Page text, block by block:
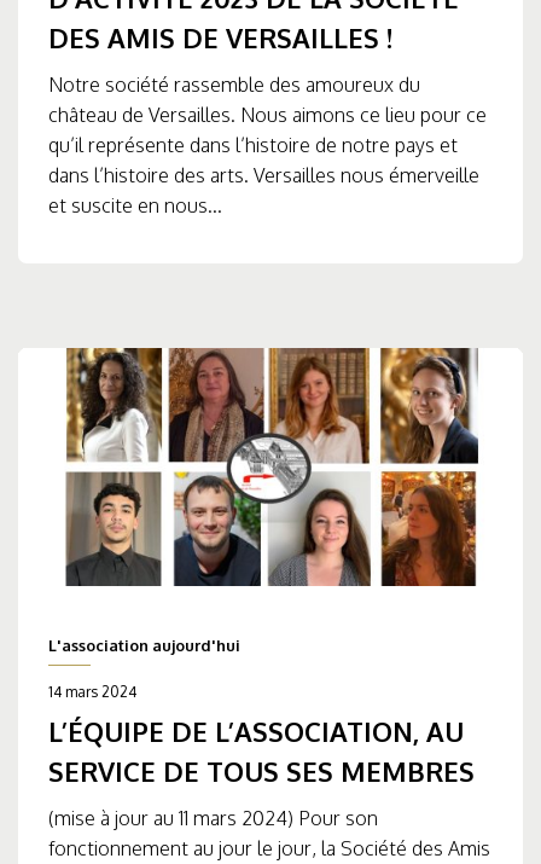
DES AMIS DE VERSAILLES !
Notre société rassemble des amoureux du
château de Versailles. Nous aimons ce lieu pour ce
qu’il représente dans l’histoire de notre pays et
dans l’histoire des arts. Versailles nous émerveille
et suscite en nous...
L'association aujourd'hui
14 mars 2024
L’ÉQUIPE DE L’ASSOCIATION, AU
SERVICE DE TOUS SES MEMBRES
(mise à jour au 11 mars 2024) Pour son
fonctionnement au jour le jour, la Société des Amis